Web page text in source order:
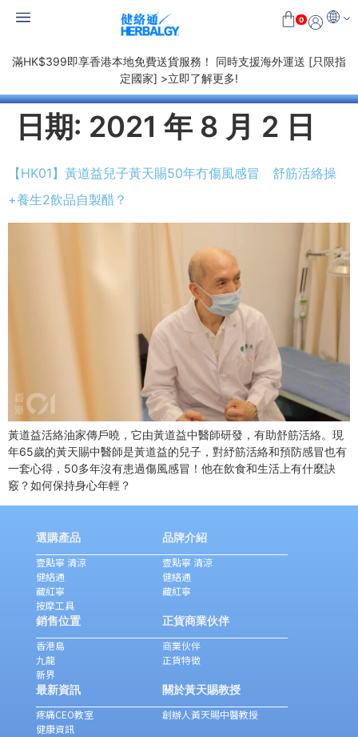
0
滿HK$399即享香港本地免費送貨服務！ 同時支援海外運送 [只限指
定國家] >立即了解更多!
日期: 2021 年 8 月 2 日
【HK01】黃道益兒子黃天賜50年冇傷風感冒 舒筋活絡操
+養生2飲品自製醋？
黃道益活絡油家傳戶曉，它由黃道益中醫師研發，有助舒筋活絡。現
年65歲的黃天賜中醫師是黃道益的兒子，對紓筋活絡和預防感冒也有
一套心得，50多年沒有患過傷風感冒！他在飲食和生活上有什麼訣
竅？如何保持身心年輕？
選購產品
壹點寧 清涼
健絡通
藏紅寧
按摩工具
品牌介紹
壹點寧 清涼
健絡通
藏紅寧
銷售位置
香港島
九龍
新界
正貨商業伙伴
商業伙伴
正貨特徵
最新資訊
疼痛CEO教室
健康資訊
關於黃天賜教授
創辦人黃天賜中醫教授